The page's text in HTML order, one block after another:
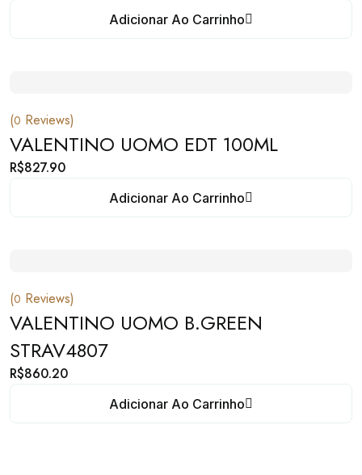
Adicionar Ao Carrinho
(0 Reviews)
VALENTINO UOMO EDT 100ML
R$827.90
Adicionar Ao Carrinho
(0 Reviews)
VALENTINO UOMO B.GREEN
STRAV4807
R$860.20
Adicionar Ao Carrinho